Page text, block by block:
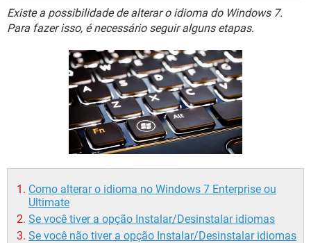
INSTAGRAM GMAIL
GUIA DE COMPRAS
OUTLOOK EXCEL
GUIA DE COMPRAS
JOGOS WHATSAPP
CELULAR FACEBOOK
EXCEL
GMAIL
GUIA DE COMPRAS
Existe a possibilidade de alterar o idioma do Windows 7.
Para fazer isso, é necessário seguir alguns etapas.
Como alterar o idioma no Windows 7 Enterprise ou
Ultimate
Se você tiver a opção Instalar/Desinstalar idiomas
Se você não tiver a opção Instalar/Desinstalar idiomas